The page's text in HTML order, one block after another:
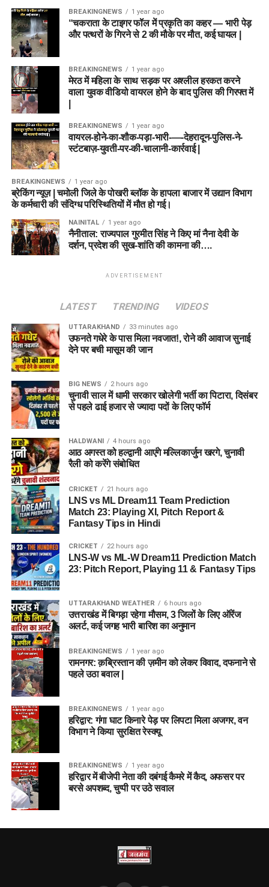
BREAKINGNEWS 1 year ago
“चकराता के टाइगर फॉल में प्रकृति का कहर — भारी पेड़
और पत्थरों के गिरने से 2 की मौके पर मौत, कई घायल |
BREAKINGNEWS 1 year ago
मेरठ में महिला के साथ सड़क पर अश्लील हरकत करने
वाला युवक वीडियो वायरल होने के बाद पुलिस की गिरफ्त में
BREAKINGNEWS 1 year ago
वायरल-होने-का-शौक-पड़ा-भारी-—-देहरादून-पुलिस-ने-
स्टंटबाज़-युवती-पर-की-चालानी-कार्रवाई |
BREAKINGNEWS 1 year ago
ब्रेकिंग न्यूज़ | चमोली जिले के पोखरी ब्लॉक के हापला बाजार में उद्यान विभाग
के कर्मचारी की संदिग्ध परिस्थितियों में मौत हो गई।
NAINITAL 1 year ago
नैनीताल: राज्यपाल गुरमीत सिंह ने किए मां नैना देवी के
दर्शन, प्रदेश की सुख-शांति की कामना की….
ADVERTISEMENT
LATEST TRENDING VIDEOS
UTTARAKHAND 33 minutes ago
उफनते गधेरे के पास मिला नवजात!, रोने की आवाज सुनाई
देने पर बची मासूम की जान
BIG NEWS 2 hours ago
चुनावी साल में धामी सरकार खोलेगी भर्ती का पिटारा, दिसंबर
से पहले ढाई हजार से ज्यादा पदों के लिए फॉर्म
HALDWANI 4 hours ago
आठ अगस्त को हल्द्वानी आएंगे मल्लिकार्जुन खरगे, चुनावी
रैली को करेंगे संबोधित
CRICKET 21 hours ago
LNS vs ML Dream11 Team Prediction
Match 23: Playing XI, Pitch Report &
Fantasy Tips in Hindi
CRICKET 22 hours ago
LNS-W vs ML-W Dream11 Prediction Match
23: Pitch Report, Playing 11 & Fantasy Tips
UTTARAKHAND WEATHER 6 hours ago
उत्तराखंड में बिगड़ा रहेगा मौसम, 3 जिलों के लिए ऑरेंज
अलर्ट, कई जगह भारी बारिश का अनुमान
BREAKINGNEWS 1 year ago
रामनगर: क़ब्रिस्तान की ज़मीन को लेकर विवाद, दफनाने से
पहले उठा बवाल |
BREAKINGNEWS 1 year ago
हरिद्वार: गंगा घाट किनारे पेड़ पर लिपटा मिला अजगर, वन
विभाग ने किया सुरक्षित रेस्क्यू
BREAKINGNEWS 1 year ago
हरिद्वार में बीजेपी नेता की दबंगई कैमरे में कैद, अफसर पर
बरसे अपशब्द, चुप्पी पर उठे सवाल